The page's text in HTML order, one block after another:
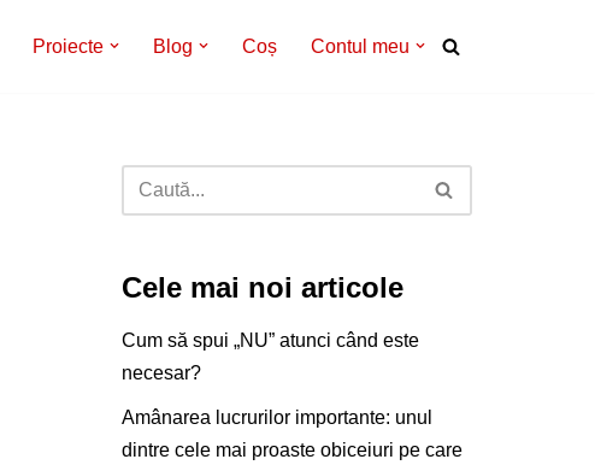
Proiecte Blog Coș Contul meu
Cele mai noi articole
Cum să spui „NU” atunci când este
necesar?
Amânarea lucrurilor importante: unul
dintre cele mai proaste obiceiuri pe care